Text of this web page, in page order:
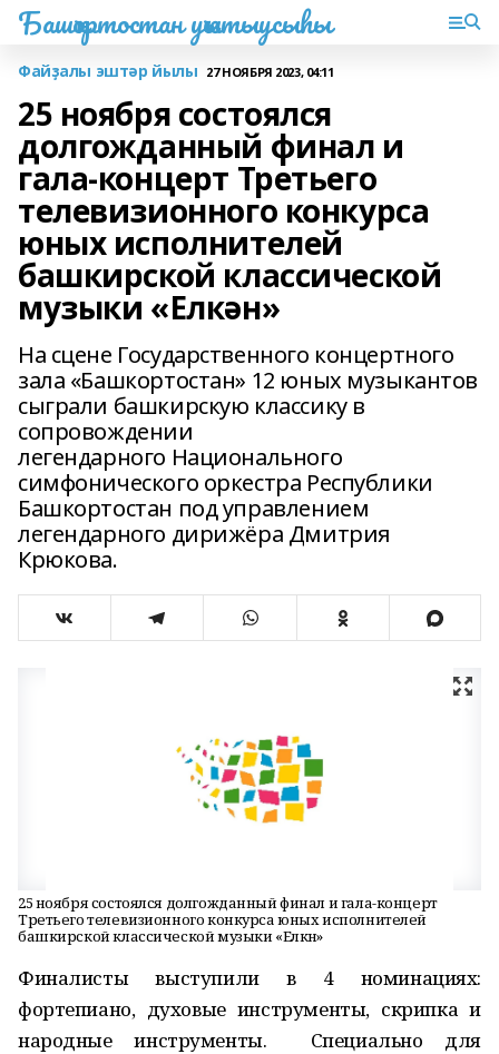
Башҡортостан уҡытыусыһы
Файҙалы эштәр йылы 27 НОЯБРЯ 2023, 04:11
25 ноября состоялся
долгожданный финал и
гала-концерт Третьего
телевизионного конкурса
юных исполнителей
башкирской классической
музыки «Елкән»
На сцене Государственного концертного
зала «Башкортостан» 12 юных музыкантов
сыграли башкирскую классику в
сопровождении
легендарного Национального
симфонического оркестра Республики
Башкортостан под управлением
легендарного дирижёра Дмитрия
Крюкова.
25 ноября состоялся долгожданный финал и гала-концерт
Третьего телевизионного конкурса юных исполнителей
башкирской классической музыки «Елкән»
Финалисты выступили в 4 номинациях:
фортепиано, духовые инструменты, скрипка и
народные инструменты. Специально для